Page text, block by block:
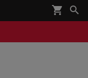
shopping_cart 
